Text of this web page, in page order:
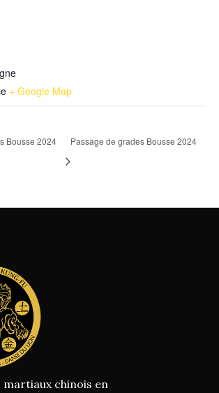
+ Google Map
Bousse 2024 Passage de grades Bousse 2024
martiaux chinois en